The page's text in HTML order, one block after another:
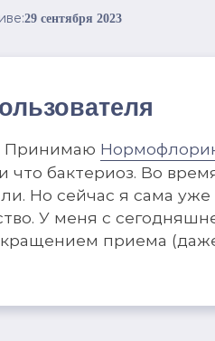
29 сентября 2023
Принимаю
что бактериоз. Во
Но сейчас я сама
У меня с
приема